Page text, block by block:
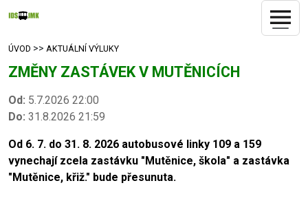
ÚVOD >> AKTUÁLNÍ VÝLUKY
ZMĚNY ZASTÁVEK V MUTĚNICÍCH
Od: 5.7.2026 22:00
Do: 31.8.2026 21:59
Od 6. 7. do 31. 8. 2026 autobusové linky 109 a 159
vynechají zcela zastávku "Mutěnice, škola" a zastávka
"Mutěnice, křiž." bude přesunuta.